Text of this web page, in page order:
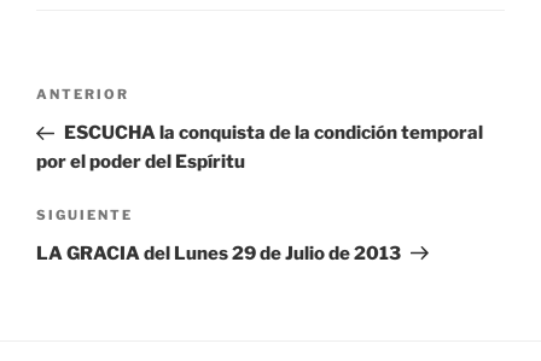
Navegación
entradas
Entrada
anterior:
ANTERIOR
ESCUCHA la conquista de la condición temporal
por el poder del Espíritu
Siguiente
entrada
SIGUIENTE
LA GRACIA del Lunes 29 de Julio de 2013